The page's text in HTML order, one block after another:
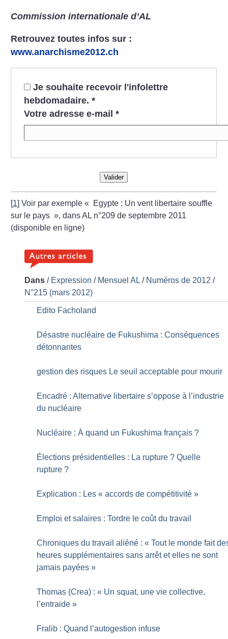
Commission internationale d’AL
Retrouvez toutes infos sur :
www.anarchisme2012.ch
Je souhaite recevoir l'infolettre
hebdomadaire. *
Votre adresse e-mail *
Valider
[1]Voir par exemple «
Egypte : Un vent libertaire souffle
sur le pays », dans AL n°209 de septembre 2011
(disponible en ligne)
Dans / Expression / Mensuel AL / Numéros de 2012 /
N°215 (mars 2012)
Edito Facholand
Désastre nucléaire de Fukushima : Conséquences
détonnantes
gestion des risques Le seuil acceptable pour mourir
Encadré : Alternative libertaire s’oppose à l’industrie
du nucléaire
Nucléaire : À quand un Fukushima français ?
Élections présidentielles : La rupture ? Quelle
rupture ?
Explication : Les « accords de compétitivité »
Emploi et salaires : Tordre le coût du travail
Chroniques du travail aliéné : « Tout le monde fait
heures supplémentaires sans arrêt et elles ne sont
jamais payées »
Thomas (Crea) : « Un squat, une vie collective,
l’entraide »
Fralib : Quand l’autogestion infuse